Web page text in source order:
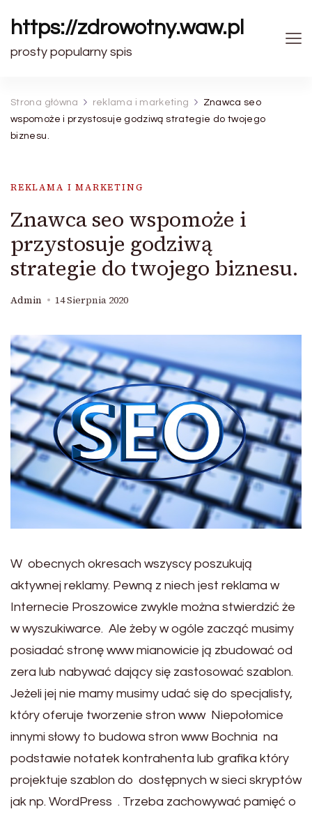
https://zdrowotny.waw.pl
prosty popularny spis
Strona główna reklama i marketing
Znawca seo
wspomoże i przystosuje godziwą strategie do twojego
biznesu.
REKLAMA I MARKETING
Znawca seo wspomoże i
przystosuje godziwą
strategie do twojego biznesu.
Admin 14 Sierpnia 2020
W obecnych okresach wszyscy poszukują
aktywnej reklamy. Pewną z niech jest reklama w
Internecie Proszowice zwykle można stwierdzić że
w wyszukiwarce. Ale żeby w ogóle zacząć musimy
posiadać stronę www mianowicie ją zbudować od
zera lub nabywać dający się zastosować szablon.
Jeżeli jej nie mamy musimy udać się do specjalisty,
który oferuje tworzenie stron www Niepołomice
innymi słowy to budowa stron www Bochnia na
podstawie notatek kontrahenta lub grafika który
projektuje szablon do dostępnych w sieci skryptów
jak np. WordPress . Trzeba zachowywać pamięć o